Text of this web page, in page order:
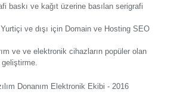
baskı ve kağıt üzerine basılan serigrafi
ve dışı için Domain ve Hosting SEO
ve ve elektronik cihazların popüler olan
Donanım Elektronik Ekibi - 2016